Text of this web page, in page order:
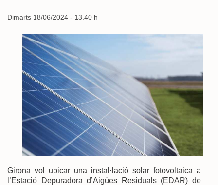
Dimarts 18/06/2024 - 13.40 h
Girona vol ubicar una instal·lació solar fotovoltaica a
l’Estació Depuradora d’Aigües Residuals (EDAR) de